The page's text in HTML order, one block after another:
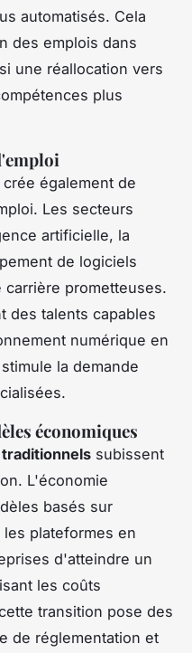
automatisés. Cela
des emplois dans
une réallocation vers
plus
crée également de
Les secteurs
artificielle, la
de logiciels
prometteuses.
des talents capables
numérique en
la demande
économiques
subissent
L'économie
basés sur
plateformes en
d'atteindre un
les coûts
transition pose des
de réglementation et